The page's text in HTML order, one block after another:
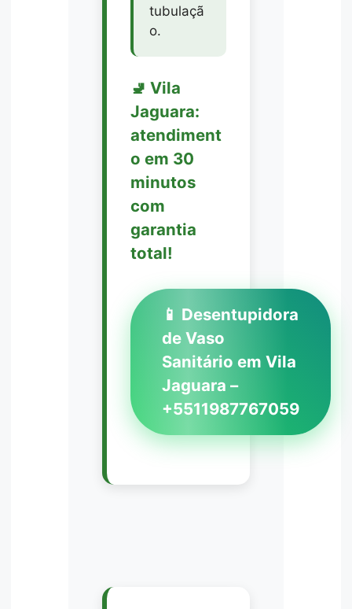
tubulaçã
o.
🚽 Vila
Jaguara:
atendiment
o em 30
minutos
com
garantia
total!
📱 Desentupidora
de Vaso
Sanitário em Vila
Jaguara –
+5511987767059